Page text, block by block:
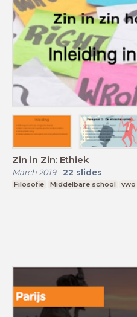
Zin in Zin: Ethiek
March 2019- 22 slides
Filosofie Middelbare school vwo